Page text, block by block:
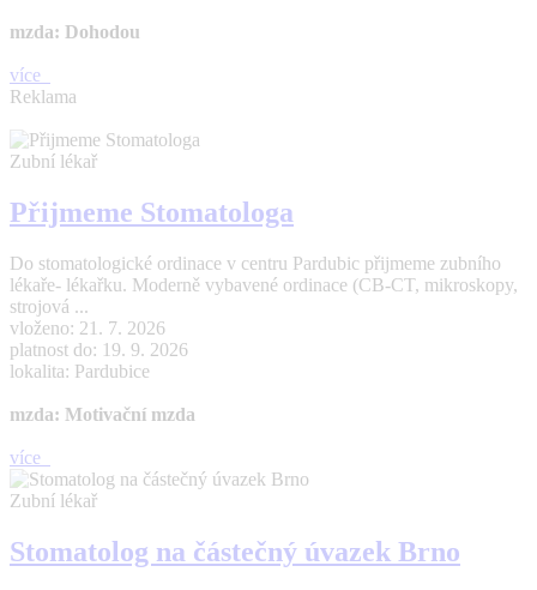
mzda: Dohodou
více
Reklama
Zubní lékař
Přijmeme Stomatologa
Do stomatologické ordinace v centru Pardubic přijmeme zubního
lékaře- lékařku. Moderně vybavené ordinace (CB-CT, mikroskopy,
strojová ...
vloženo: 21. 7. 2026
platnost do: 19. 9. 2026
lokalita: Pardubice
mzda: Motivační mzda
více
Zubní lékař
Stomatolog na částečný úvazek Brno